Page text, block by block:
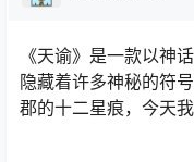
《天谕》是一款以神
隐藏着许多神秘的符
郡的十二星痕，今天